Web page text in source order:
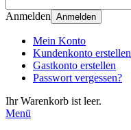
Anmelden Anmelden
Mein Konto
Kundenkonto erstellen
Gastkonto erstellen
Passwort vergessen?
Ihr Warenkorb ist leer.
Menü